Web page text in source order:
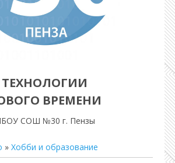
ТЕХНОЛОГИИ
ВРЕМЕНИ
СОШ №30 г. Пензы
» Хобби и образование